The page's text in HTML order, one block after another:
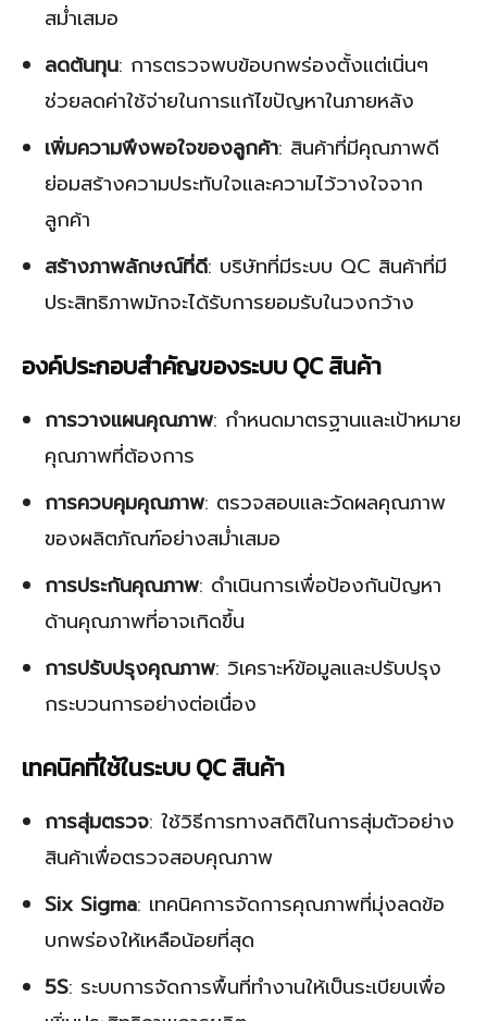
สม่ำเสมอ
ลดต้นทุน: การตรวจพบข้อบกพร่องตั้งแต่เนิ่นๆ
ช่วยลดค่าใช้จ่ายในการแก้ไขปัญหาในภายหลัง
เพิ่มความพึงพอใจของลูกค้า: สินค้าที่มีคุณภาพดี
ย่อมสร้างความประทับใจและความไว้วางใจจาก
ลูกค้า
สร้างภาพลักษณ์ที่ดี: บริษัทที่มีระบบ QC สินค้าที่มี
ประสิทธิภาพมักจะได้รับการยอมรับในวงกว้าง
องค์ประกอบสำคัญของระบบ QC สินค้า
การวางแผนคุณภาพ: กำหนดมาตรฐานและเป้าหมาย
คุณภาพที่ต้องการ
การควบคุมคุณภาพ: ตรวจสอบและวัดผลคุณภาพ
ของผลิตภัณฑ์อย่างสม่ำเสมอ
การประกันคุณภาพ: ดำเนินการเพื่อป้องกันปัญหา
ด้านคุณภาพที่อาจเกิดขึ้น
การปรับปรุงคุณภาพ: วิเคราะห์ข้อมูลและปรับปรุง
กระบวนการอย่างต่อเนื่อง
เทคนิคที่ใช้ในระบบ QC สินค้า
การสุ่มตรวจ: ใช้วิธีการทางสถิติในการสุ่มตัวอย่าง
สินค้าเพื่อตรวจสอบคุณภาพ
Six Sigma: เทคนิคการจัดการคุณภาพที่มุ่งลดข้อ
บกพร่องให้เหลือน้อยที่สุด
5S: ระบบการจัดการพื้นที่ทำงานให้เป็นระเบียบเพื่อ